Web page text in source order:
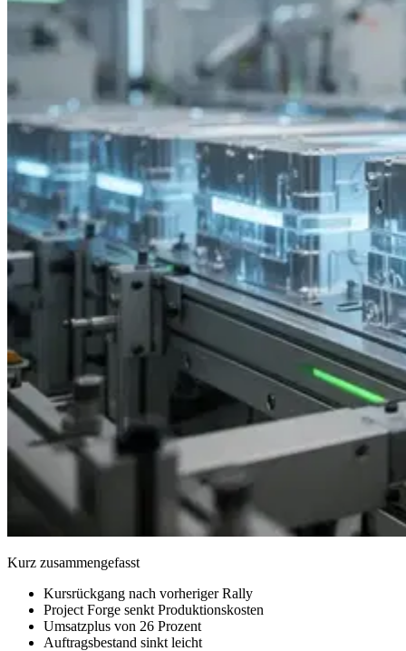
Kurz zusammengefasst
Kursrückgang nach vorheriger Rally
Project Forge senkt Produktionskosten
Umsatzplus von 26 Prozent
Auftragsbestand sinkt leicht